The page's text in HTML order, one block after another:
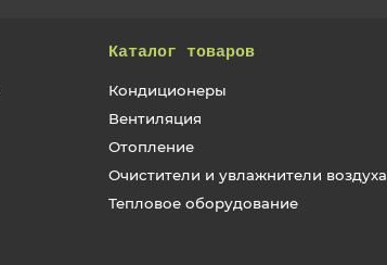
Каталог товаров
Кондиционеры
Вентиляция
Отопление
Очистители и увлажнители воздуха
Тепловое оборудование